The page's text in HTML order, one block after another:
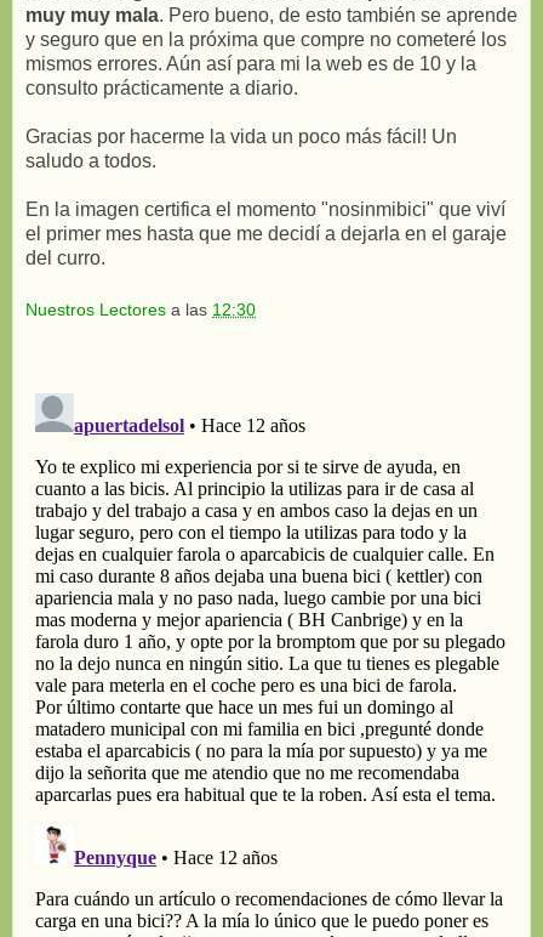
muy muy mala. Pero bueno, de esto también se aprende
y seguro que en la próxima que compre no cometeré los
mismos errores. Aún así para mi la web es de 10 y la
consulto prácticamente a diario.
Gracias por hacerme la vida un poco más fácil! Un
saludo a todos.
En la imagen certifica el momento "nosinmibici" que viví
el primer mes hasta que me decidí a dejarla en el garaje
del curro.
Nuestros Lectores a las 12:30